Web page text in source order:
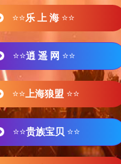
⭐⭐乐 上 海 ⭐⭐
⭐⭐逍 遥 网 ⭐⭐
⭐⭐ 上海狼盟 ⭐⭐
⭐⭐贵族宝贝 ⭐⭐